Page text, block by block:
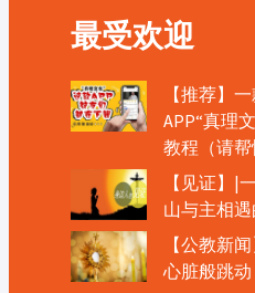
最受欢迎
【推荐】
APP“真理
教程（请帮
【见证】|
山与主相
【公教新
心脏般跳动